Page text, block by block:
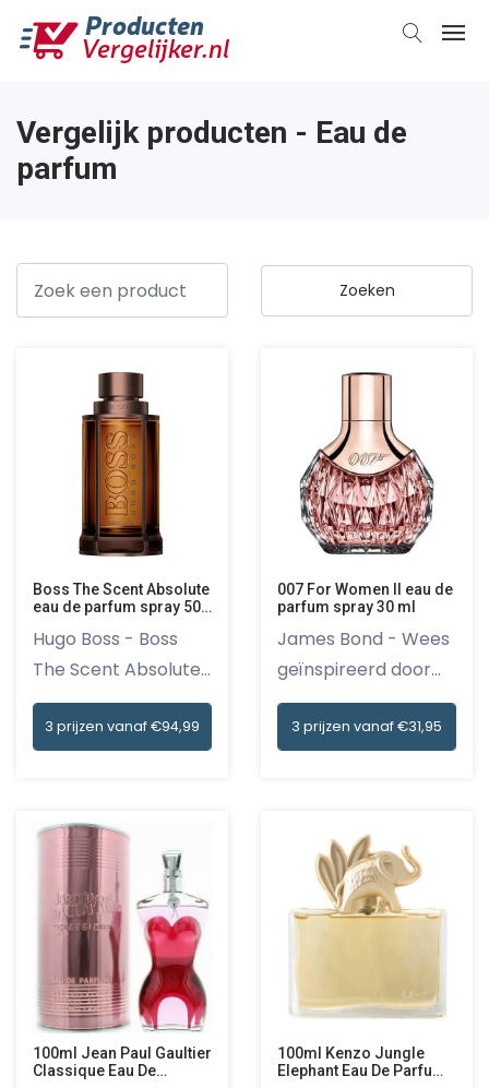
Vergelijk producten - Eau de
parfum
Boss The Scent Absolute
eau de parfum spray 50
Hugo Boss - Boss
The Scent Absolute
is een...
3 prijzen vanaf €94,99
007 For Women II eau de
parfum spray 30 ml
James Bond - Wees
geïnspireerd door
de krac...
3 prijzen vanaf €31,95
100ml Jean Paul Gaultier
Classique Eau De
100ml Kenzo Jungle
Elephant Eau De Parfum